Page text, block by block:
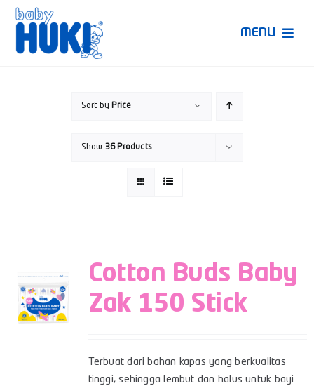
Skip
content
MENU
Sort by Price
Show 36 Products
Cotton Buds Baby
Zak 150 Stick
Terbuat dari bahan kapas yang berkualitas
tinggi, sehingga lembut dan halus untuk bayi